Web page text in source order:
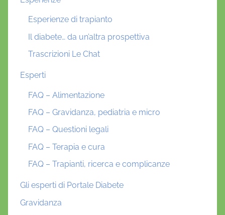
Esperienze di trapianto
Il diabete… da un’altra prospettiva
Trascrizioni Le Chat
Esperti
FAQ – Alimentazione
FAQ – Gravidanza, pediatria e micro
FAQ – Questioni legali
FAQ – Terapia e cura
FAQ – Trapianti, ricerca e complicanze
Gli esperti di Portale Diabete
Gravidanza